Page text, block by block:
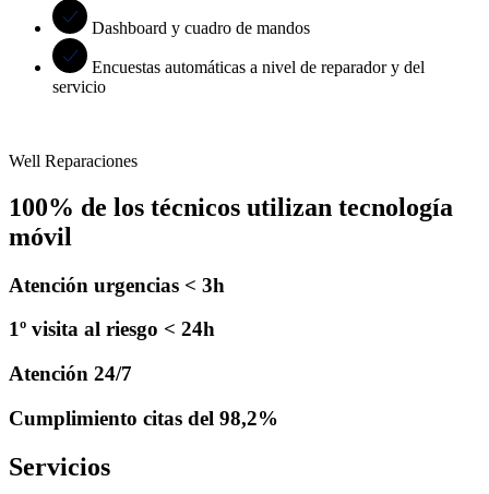
Dashboard y cuadro de mandos
Encuestas automáticas a nivel de reparador y del
servicio
Well Reparaciones
100% de los técnicos utilizan tecnología
móvil
Atención urgencias < 3h
1º visita al riesgo < 24h
Atención 24/7
Cumplimiento citas del 98,2%
Servicios